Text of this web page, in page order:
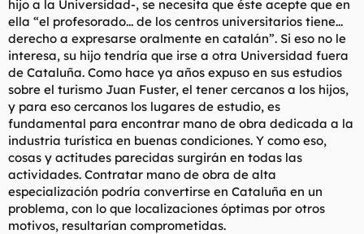
Un dato para la reflexión es que comparando este estatut con
el de Valencia (comunidad gobernada por el PP) tampoco se
advierten demasiadas diferencias, incluso pudiendose
considerar el valenciano bastante más ambicioso. Para
finalizar no se puede dejar de recordar las histericas
reacciones que desde la derecha se tuvieron en su momento
durante la transicion frente al estatut del 79, alentando los
mismos temores a la division de España a los que ahora se
recurre.
hijo a la Universidad-, se necesita que éste acepte que en
ella “el profesorado... de los centros universitarios tiene...
derecho a expresarse oralmente en catalán”. Si eso no le
interesa, su hijo tendría que irse a otra Universidad fuera
de Cataluña. Como hace ya años expuso en sus estudios
sobre el turismo Juan Fuster, el tener cercanos a los hijos,
y para eso cercanos los lugares de estudio, es
fundamental para encontrar mano de obra dedicada a la
industria turística en buenas condiciones. Y como eso,
cosas y actitudes parecidas surgirán en todas las
actividades. Contratar mano de obra de alta
especialización podría convertirse en Cataluña en un
problema, con lo que localizaciones óptimas por otros
motivos, resultarían comprometidas.